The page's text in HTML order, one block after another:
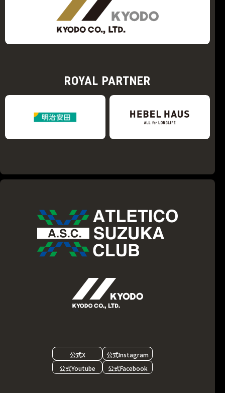
ROYAL PARTNER
公式X
公式Instagram
公式Youtube
公式Facebook